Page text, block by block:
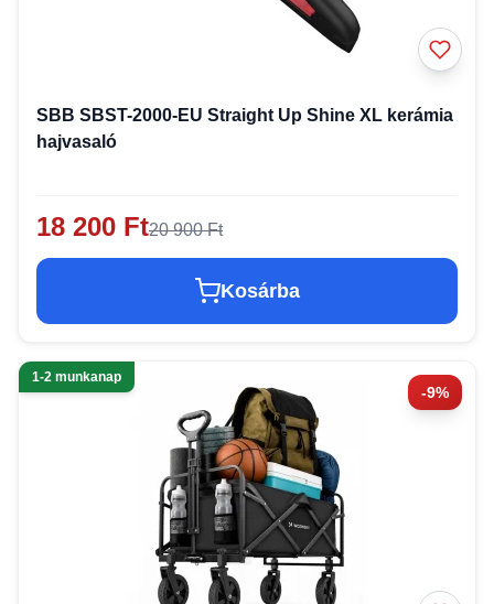
SBB SBST-2000-EU Straight Up Shine XL kerámia
hajvasaló
18 200 Ft20 900 Ft
Kosárba
-9%
1-2 munkanap